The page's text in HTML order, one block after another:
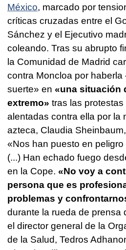
México, marcado por
críticas cruzadas entre el
Sánchez y el Ejecutivo
coleando. Tras su abrupto
la Comunidad de Madrid
contra Moncloa por
suerte» en «una situación
extremo» tras las
alentadas contra ella por la
azteca, Claudia
«Nos han puesto en
(...) Han echado fuego
en la Cope. «No voy a
persona que es
problemas y
durante la rueda de prensa
el director general de la
de la Salud, Tedros